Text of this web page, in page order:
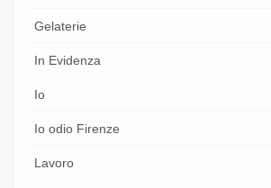
Gelaterie
In Evidenza
Io
Io odio Firenze
Lavoro